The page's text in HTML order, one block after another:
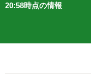
20:58時点の情報